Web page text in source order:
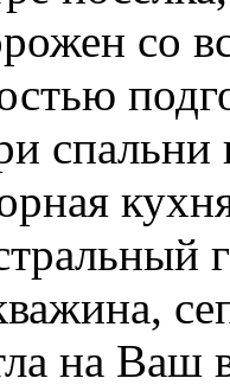
со
спальни
на Ваш